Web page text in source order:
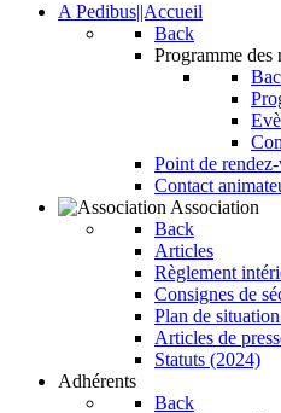
A Pedibus||Accueil
Back
Programme des
Point de
Contact
Association
Back
Articles
Règlement
Consignes de
Plan de
Articles de
Statuts (2024)
Adhérents
Back